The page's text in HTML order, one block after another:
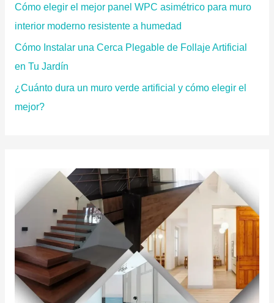
Cómo elegir el mejor panel WPC asimétrico para muro
interior moderno resistente a humedad
Cómo Instalar una Cerca Plegable de Follaje Artificial
en Tu Jardín
¿Cuánto dura un muro verde artificial y cómo elegir el
mejor?